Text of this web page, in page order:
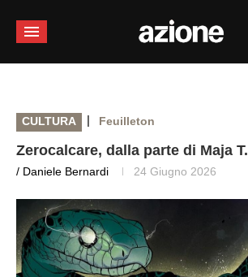
CULTURA | Feuilleton
Zerocalcare, dalla parte di Maja T.
/ Daniele Bernardi 24 Giugno 2026